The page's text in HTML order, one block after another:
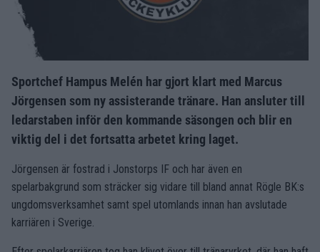
Sportchef Hampus Melén har gjort klart med Marcus
Jörgensen som ny assisterande tränare. Han ansluter till
ledarstaben inför den kommande säsongen och blir en
viktig del i det fortsatta arbetet kring laget.
Jörgensen är fostrad i Jonstorps IF och har även en
spelarbakgrund som sträcker sig vidare till bland annat Rögle BK:s
ungdomsverksamhet samt spel utomlands innan han avslutade
karriären i Sverige.